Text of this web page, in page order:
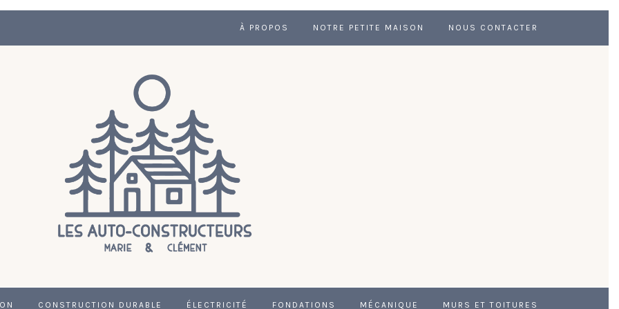
À PROPOS NOTRE PETITE MAISON NOUS CONTACTER
CONSTRUCTION DURABLE ÉLECTRICITÉ FONDATIONS MÉCANIQUE MURS ET TOITURES